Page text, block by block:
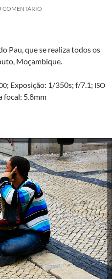
COMENTÁRIO
Pau, que se real­iza todos os
Moçambique.
; Exposição: 1/350s; f/7.1; ISO
focal: 5.8mm